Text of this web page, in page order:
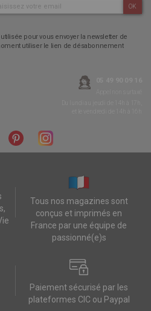
OK
pour vous envoyer la newsletter de
utiliser le lien de désabonnement
Tous nos magazines sont
conçus et imprimés en
France par une équipe de
passionné(e)s
Paiement sécurisé par les
plateformes CIC ou Paypal